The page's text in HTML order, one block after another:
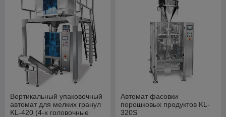
Вертикальный упаковочный
автомат для мелких гранул
KL-420 (4-х головочные
Автомат фасовки
порошковых продуктов KL-
320S